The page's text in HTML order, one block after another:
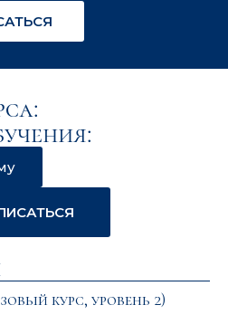
курс, уровень 2)